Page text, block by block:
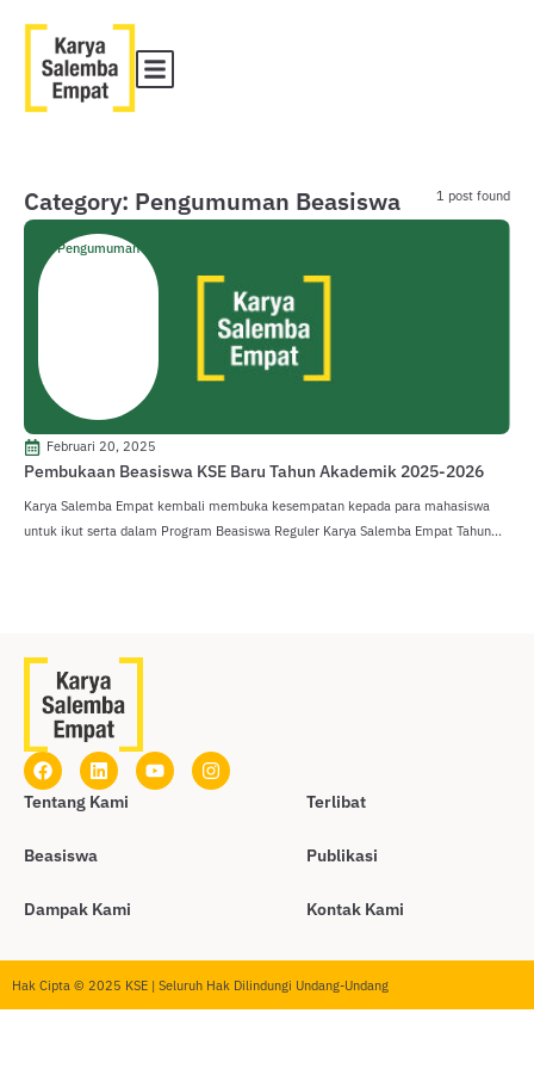
Category: Pengumuman Beasiswa 1 post found
Pengumuman
Februari 20, 2025
Pembukaan Beasiswa KSE Baru Tahun Akademik 2025-2026
Karya Salemba Empat kembali membuka kesempatan kepada para mahasiswa
untuk ikut serta dalam Program Beasiswa Reguler Karya Salemba Empat Tahun...
Tentang Kami
Beasiswa
Dampak Kami
Terlibat
Publikasi
Kontak Kami
Hak Cipta © 2025 KSE | Seluruh Hak Dilindungi Undang-Undang